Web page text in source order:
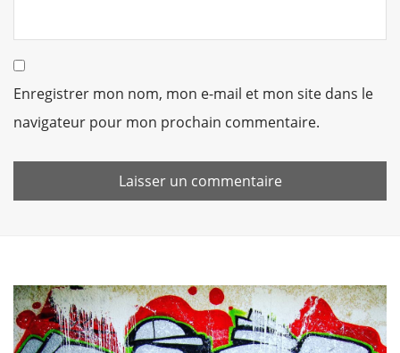
Enregistrer mon nom, mon e-mail et mon site dans le
navigateur pour mon prochain commentaire.